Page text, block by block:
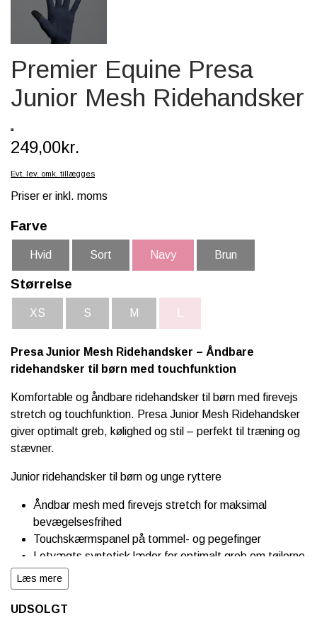
SKOLE, KREA & TILBEHØR
TASKER & PUNGE
SJOVE HESTE TING
Premier Equine Presa
Junior Mesh Ridehandsker
249,00kr.
Evt. lev. omk. tillægges
Priser er inkl. moms
Farve
Hvid Sort Navy Brun
Størrelse
XS S M
Presa Junior Mesh Ridehandsker – Åndbare
ridehandsker til børn med touchfunktion
Komfortable og åndbare ridehandsker til børn med firevejs
stretch og touchfunktion. Presa Junior Mesh Ridehandsker
giver optimalt greb, kølighed og stil – perfekt til træning og
stævner.
Junior ridehandsker til børn og unge ryttere
Åndbar mesh med firevejs stretch for maksimal
bevægelsesfrihed
Touchskærmspanel på tommel- og pegefinger
Letvægts syntetisk læder for optimalt greb om tøjlerne
Justerbar velcrolukning med PE-branding
Perfekt til både hverdag og stævne
Læs mere
UDSOLGT